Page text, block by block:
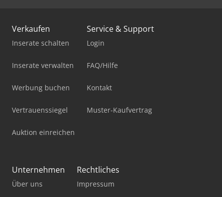
Verkaufen
Inserate schalten
Inserate verwalten
Werbung buchen
Vertrauenssiegel
Auktion einreichen
Service & Support
Login
FAQ/Hilfe
Kontakt
Muster-Kaufvertrag
Unternehmen
Über uns
Rechtliches
Impressum